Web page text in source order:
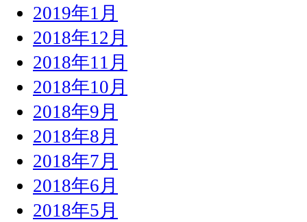
2019年1月
2018年12月
2018年11月
2018年10月
2018年9月
2018年8月
2018年7月
2018年6月
2018年5月